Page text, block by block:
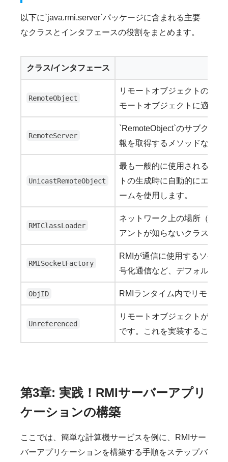
以下に`java.rmi.server`パッケージに含まれる主要
なクラスとインタフェースの役割をまとめます。
クラス/インタフェース
RemoteObject
リモートオブジェクトの基
モートオブジェクトに適し
RemoteServer
`RemoteObject`のサブクラ
報を取得するメソッドなどを
UnicastRemoteObject
最も一般的に使用されるリ
トの生成時に自動的にエク
ームを使用します。
RMIClassLoader
ネットワーク上の場所（
アントが知らないクラス（
RMISocketFactory
RMIが通信に使用するソケ
号化通信など、デフォルト
ObjID RMIランタイム内でリモート
Unreferenced
リモートオブジェクトがク
です。これを実装すること
第3章: 実践！RMIサーバーアプリ
ケーションの構築
ここでは、簡単な計算機サービスを例に、RMIサー
バーアプリケーションを構築する手順をステップバ